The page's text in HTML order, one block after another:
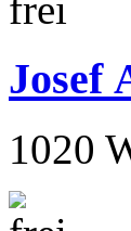
Josef
1020